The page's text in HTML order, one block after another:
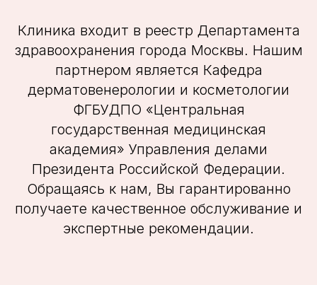
Клиника входит в реестр Департамента
здравоохранения города Москвы. Нашим
партнером является Кафедра
дерматовенерологии и косметологии
ФГБУДПО «Центральная
государственная медицинская
академия» Управления делами
Президента Российской Федерации.
Обращаясь к нам, Вы гарантированно
получаете качественное обслуживание и
экспертные рекомендации.